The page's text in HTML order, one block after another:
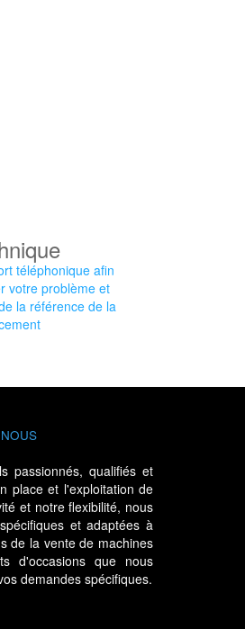
téléphonique afin
votre problème et
la référence de la
passionnés, qualifiés et
place et l'exploitation de
et notre flexibilité, nous
et adaptées à
de la vente de machines
d'occasions que nous
demandes spécifiques.